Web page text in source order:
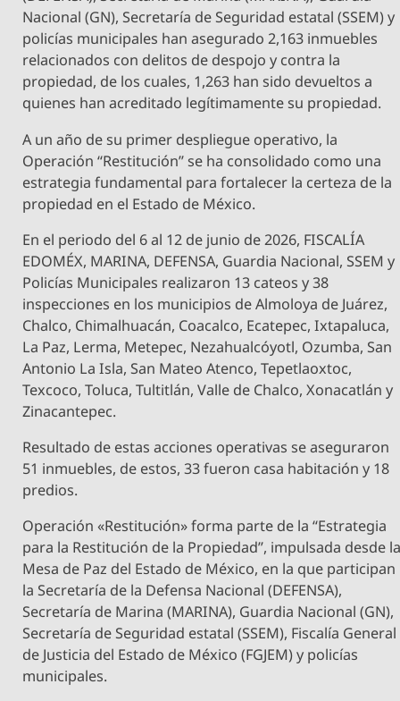
Nacional (GN), Secretaría de Seguridad estatal (SSEM) y
policías municipales han asegurado 2,163 inmuebles
relacionados con delitos de despojo y contra la
propiedad, de los cuales, 1,263 han sido devueltos a
quienes han acreditado legítimamente su propiedad.
A un año de su primer despliegue operativo, la
Operación “Restitución” se ha consolidado como una
estrategia fundamental para fortalecer la certeza de la
propiedad en el Estado de México.
En el periodo del 6 al 12 de junio de 2026, FISCALÍA
EDOMÉX, MARINA, DEFENSA, Guardia Nacional, SSEM y
Policías Municipales realizaron 13 cateos y 38
inspecciones en los municipios de Almoloya de Juárez,
Chalco, Chimalhuacán, Coacalco, Ecatepec, Ixtapaluca,
La Paz, Lerma, Metepec, Nezahualcóyotl, Ozumba, San
Antonio La Isla, San Mateo Atenco, Tepetlaoxtoc,
Texcoco, Toluca, Tultitlán, Valle de Chalco, Xonacatlán y
Zinacantepec.
Resultado de estas acciones operativas se aseguraron
51 inmuebles, de estos, 33 fueron casa habitación y 18
predios.
Operación «Restitución» forma parte de la “Estrategia
para la Restitución de la Propiedad”, impulsada desde
Mesa de Paz del Estado de México, en la que participan
la Secretaría de la Defensa Nacional (DEFENSA),
Secretaría de Marina (MARINA), Guardia Nacional (GN),
Secretaría de Seguridad estatal (SSEM), Fiscalía General
de Justicia del Estado de México (FGJEM) y policías
municipales.